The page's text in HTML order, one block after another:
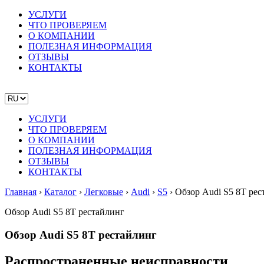
УСЛУГИ
ЧТО ПРОВЕРЯЕМ
О КОМПАНИИ
ПОЛЕЗНАЯ ИНФОРМАЦИЯ
ОТЗЫВЫ
КОНТАКТЫ
УСЛУГИ
ЧТО ПРОВЕРЯЕМ
О КОМПАНИИ
ПОЛЕЗНАЯ ИНФОРМАЦИЯ
ОТЗЫВЫ
КОНТАКТЫ
Главная › Каталог › Легковые › Audi › S5 › Обзор Audi S5 8T
Обзор Audi S5 8T рестайлинг
Обзор Audi S5 8T рестайлинг
Распространенные неисправности